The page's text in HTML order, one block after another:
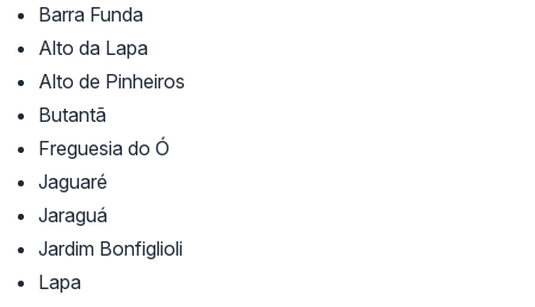
Barra Funda
Alto da Lapa
Alto de Pinheiros
Butantã
Freguesia do Ó
Jaguaré
Jaraguá
Jardim Bonfiglioli
Lapa